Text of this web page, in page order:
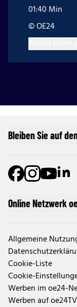
01:40 Min
© OE24
Online Netzwerk
Allgemeine
Cookie-Liste
Cookie-
Werben im oe24-
Werben auf oe24TV
Bleiben Sie auf